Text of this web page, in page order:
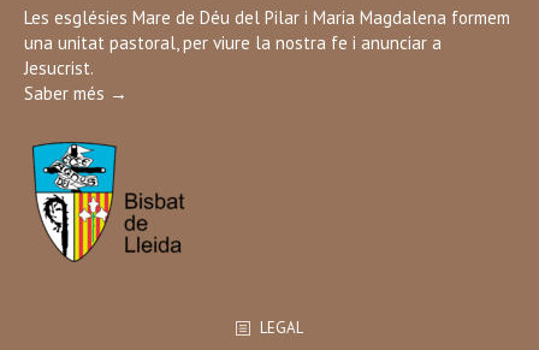
in
new
window
Les esglésies Mare de Déu del Pilar i Maria Magdalena formem
una unitat pastoral, per viure la nostra fe i anunciar a
Jesucrist.
Saber més →
LEGAL